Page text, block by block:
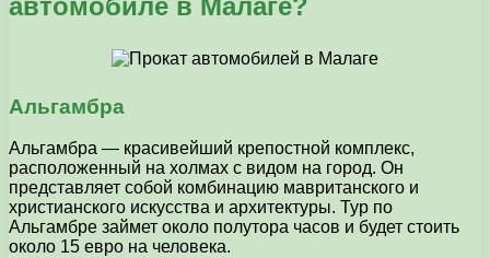
автомобиле в Малаге?
Альгамбра
Альгамбра — красивейший крепостной комплекс,
расположенный на холмах с видом на город. Он
представляет собой комбинацию мавританского и
христианского искусства и архитектуры. Тур по
Альгамбре займет около полутора часов и будет стоить
около 15 евро на человека.